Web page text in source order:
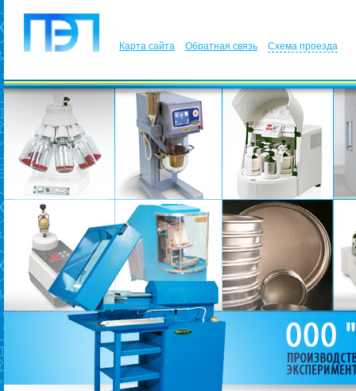
Карта сайта Обратная связь Схема проезда